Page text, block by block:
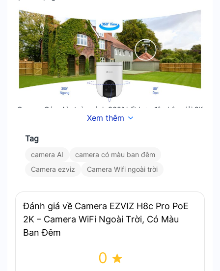
Camera Góc nhìn toàn cảnh 360° kết hợp độ phân giải 2K
Kết nối PoE – Đơn giản và tiết kiệm
Chỉ cần một cáp Ethernet duy nhất để truyền dữ
liệu và cấp nguồn. H8c PoE giúp lắp đặt dễ dàng,
dài.
Xem thêm
Tag
camera AI
camera có màu ban đêm
Camera ezviz
Camera Wifi ngoài trời
Đánh giá về Camera EZVIZ H8c Pro PoE
2K – Camera WiFi Ngoài Trời, Có Màu
Ban Đêm
0